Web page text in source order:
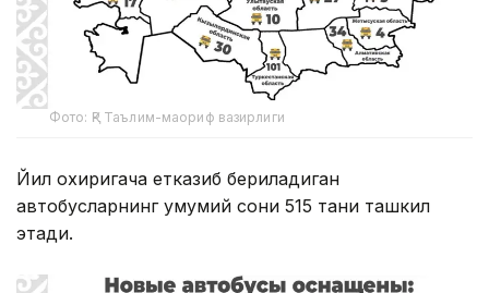
Фото: ҚР Таълим-маориф вазирлиги
Йил охиригача етказиб бериладиган
автобусларнинг умумий сони 515 тани ташкил
этади.